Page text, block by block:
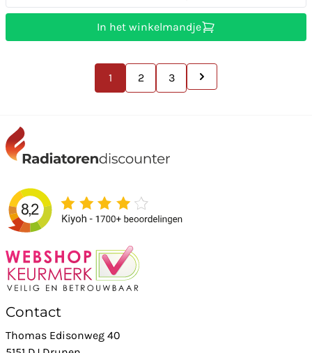
In het winkelmandje
1 2 3
Contact
Thomas Edisonweg 40